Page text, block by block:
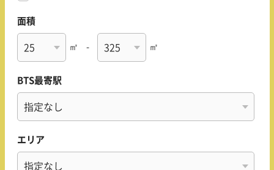
面積
㎡ - ㎡
BTS最寄駅
エリア